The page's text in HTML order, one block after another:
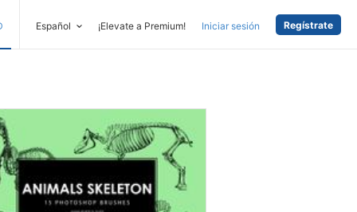
Español ¡Elevate a Premium! Iniciar sesión Regístrate